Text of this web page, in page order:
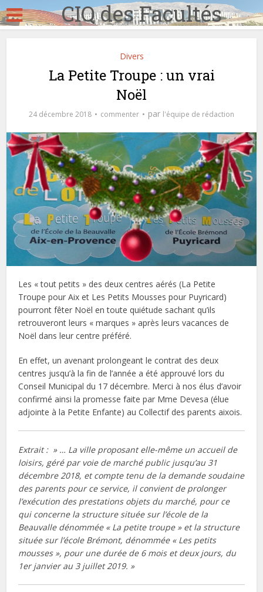
CIQ des Facultés
Divers
La Petite Troupe : un vrai
Noël
24 décembre 2018 commenter par l'équipe de rédaction
Les « tout petits » des deux centres aérés (La Petite
Troupe pour Aix et Les Petits Mousses pour Puyricard)
pourront fêter Noël en toute quiétude sachant qu’ils
retrouveront leurs « marques » après leurs vacances de
Noël dans leur centre préféré.
En effet, un avenant prolongeant le contrat des deux
centres jusqu’à la fin de l’année a été approuvé lors du
Conseil Municipal du 17 décembre. Merci à nos élus d’avoir
confirmé ainsi la promesse faite par Mme Devesa (élue
adjointe à la Petite Enfante) au Collectif des parents aixois.
Extrait : » … La ville proposant elle-même un accueil de
loisirs, géré par voie de marché public jusqu’au 31
décembre 2018, et compte tenu de la demande soudaine
des parents pour ce service, il convient de prolonger
l’exécution des prestations objets du marché, pour ce
qui concerne la structure située sur l’école de la
Beauvalle dénommée « La petite troupe » et la structure
située sur l’école Brémont, dénommée « Les petits
mousses », pour une durée de 6 mois et deux jours, du
1erjanvier au 3 juillet 2019. »